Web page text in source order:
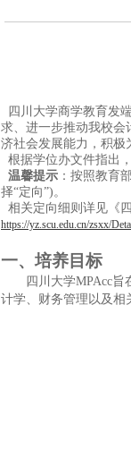
四川大学商学教育发
求、进一步推动我校会
济社会发展能力，积极
根据学位办文件指出
温馨提示 ： 按照教育
择“定向”)。
相关定向细则详见《
https://yz.scu.edu.cn/zsxx/
一、培养目标
四川大学MPAcc旨
计学、财务管理以及相